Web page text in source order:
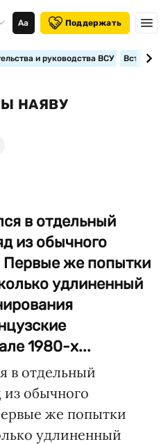
Аа Поддержать
и руководства ВСУ
НАЯВУ
в отдельный
из обычного
же попытки
удлиненный
1980-х...
в отдельный
обычного
же попытки
удлиненный